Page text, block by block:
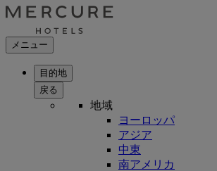
メニュー
目的地
戻る
地域
ヨーロッパ
アジア
中東
南アメリカ